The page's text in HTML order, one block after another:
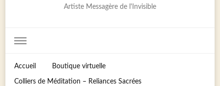
Artiste Messagère de l'Invisible
Accueil Boutique virtuelle
Colliers de Méditation – Reliances Sacrées